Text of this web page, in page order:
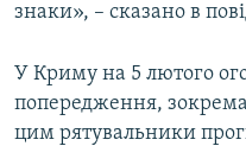
знаки», – сказано в
У Криму на 5 лютого
попередження, зокрема
цим рятувальники